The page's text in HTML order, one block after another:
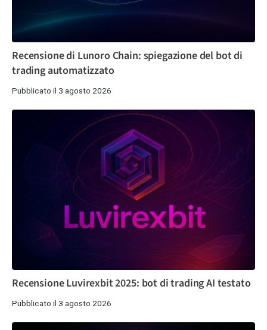
Recensione di Lunoro Chain: spiegazione del bot di
trading automatizzato
Pubblicato il 3 agosto 2026
Recensione Luvirexbit 2025: bot di trading AI testato
Pubblicato il 3 agosto 2026